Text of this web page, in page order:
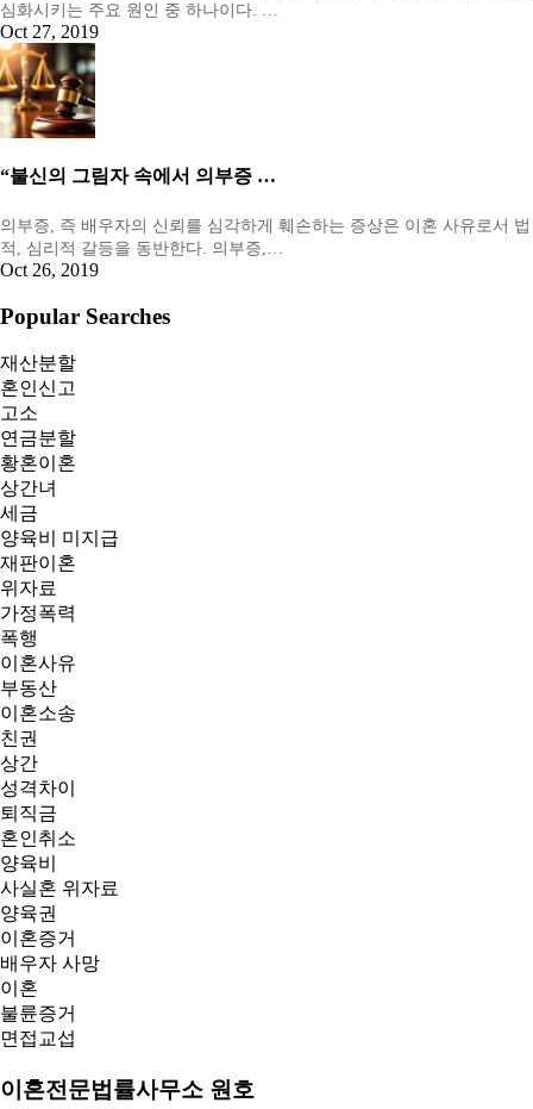
심화시키는 주요 원인 중 하나이다. …
Oct 27, 2019
“불신의 그림자 속에서 의부증 …
의부증, 즉 배우자의 신뢰를 심각하게 훼손하는 증상은 이혼 사유로서 법
적, 심리적 갈등을 동반한다. 의부증,…
Oct 26, 2019
Popular Searches
재산분할
혼인신고
고소
연금분할
황혼이혼
상간녀
세금
양육비 미지급
재판이혼
위자료
가정폭력
폭행
이혼사유
부동산
이혼소송
친권
상간
성격차이
퇴직금
혼인취소
양육비
사실혼 위자료
양육권
이혼증거
배우자 사망
이혼
불륜증거
면접교섭
이혼전문법률사무소 원호